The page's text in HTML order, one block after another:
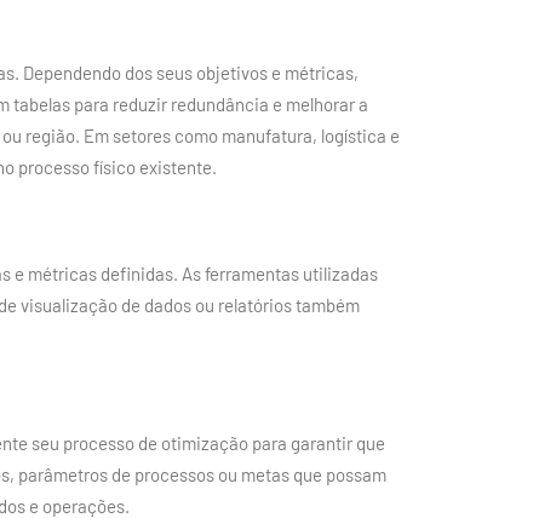
Dependendo dos seus objetivos e métricas,
tabelas para reduzir redundância e melhorar a
região. Em setores como manufatura, logística e
processo físico existente.
e métricas definidas. As ferramentas utilizadas
visualização de dados ou relatórios também
seu processo de otimização para garantir que
parâmetros de processos ou metas que possam
e operações.